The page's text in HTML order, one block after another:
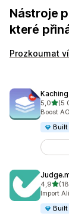
Nástroje
které
Prozkoumat
5,0z 5(5
Celkový
Boost
4,9z 5
Celkový
Import